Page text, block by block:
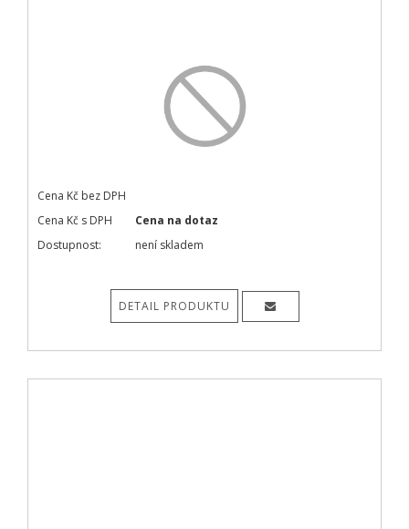
Cena Kč bez DPH
Cena Kč s DPH
Cena na dotaz
Dostupnost:
není skladem
DETAIL PRODUKTU